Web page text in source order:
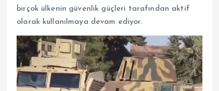
birçok ülkenin güvenlik güçleri tarafından aktif
olarak kullanılmaya devam ediyor.